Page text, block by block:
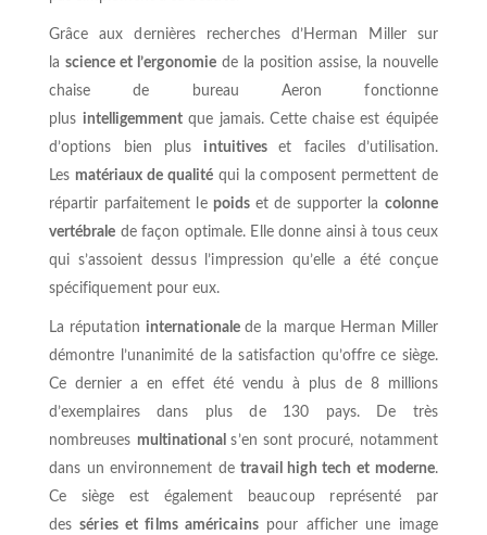
Grâce aux dernières recherches d’Herman Miller sur
la science et l’ergonomiede la position assise, la nouvelle
chaise de bureau Aeron fonctionne
plus intelligemment que jamais. Cette chaise est équipée
d’options bien plus intuitiveset faciles d’utilisation.
Les matériaux de qualité qui la composent permettent de
répartir parfaitement le poids et de supporter la colonne
vertébrale de façon optimale. Elle donne ainsi à tous ceux
qui s’assoient dessus l’impression qu’elle a été conçue
spécifiquement pour eux.
La réputation internationalede la marque Herman Miller
démontre l’unanimité de la satisfaction qu’offre ce siège.
Ce dernier a en effet été vendu à plus de 8 millions
d’exemplaires dans plus de 130 pays. De très
nombreuses multinationals’en sont procuré, notamment
dans un environnement detravail high tech et moderne.
Ce siège est également beaucoup représenté par
desséries et films américainspour afficher une image